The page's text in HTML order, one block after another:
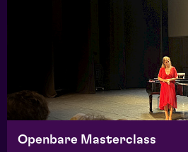
Openbare Masterclass